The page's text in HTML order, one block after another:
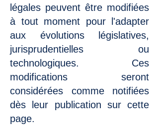
légales peuvent être modifiées
à tout moment pour l'adapter
aux évolutions législatives,
jurisprudentielles ou
technologiques. Ces
modifications seront
considérées comme notifiées
dès leur publication sur cette
page.